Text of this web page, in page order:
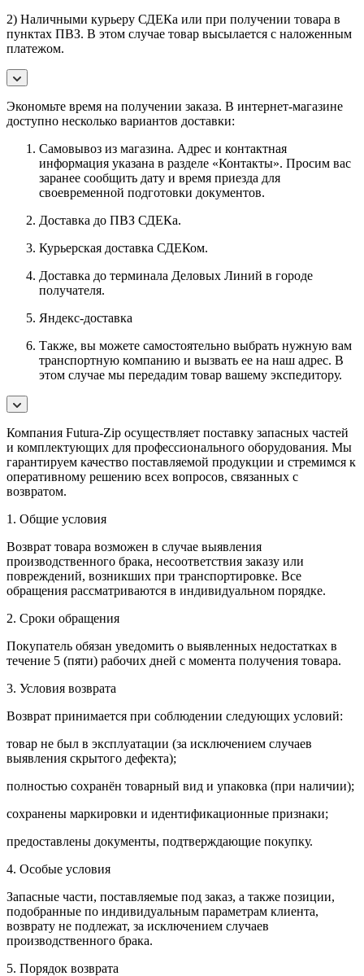
2) Наличными курьеру СДЕКа или при получении товара в
пунктах ПВЗ. В этом случае товар высылается с наложенным
платежом.
Экономьте время на получении заказа. В интернет-магазине
доступно несколько вариантов доставки:
Самовывоз из магазина. Адрес и контактная
информация указана в разделе «Контакты». Просим вас
заранее сообщить дату и время приезда для
своевременной подготовки документов.
Доставка до ПВЗ СДЕКа.
Курьерская доставка СДЕКом.
Доставка до терминала Деловых Линий в городе
получателя.
Яндекс-доставка
Также, вы можете самостоятельно выбрать нужную вам
транспортную компанию и вызвать ее на наш адрес. В
этом случае мы передадим товар вашему экспедитору.
Компания Futura-Zip осуществляет поставку запасных частей
и комплектующих для профессионального оборудования. Мы
гарантируем качество поставляемой продукции и стремимся к
оперативному решению всех вопросов, связанных с
возвратом.
1. Общие условия
Возврат товара возможен в случае выявления
производственного брака, несоответствия заказу или
повреждений, возникших при транспортировке. Все
обращения рассматриваются в индивидуальном порядке.
2. Сроки обращения
Покупатель обязан уведомить о выявленных недостатках в
течение 5 (пяти) рабочих дней с момента получения товара.
3. Условия возврата
Возврат принимается при соблюдении следующих условий:
товар не был в эксплуатации (за исключением случаев
выявления скрытого дефекта);
полностью сохранён товарный вид и упаковка (при наличии);
сохранены маркировки и идентификационные признаки;
предоставлены документы, подтверждающие покупку.
4. Особые условия
Запасные части, поставляемые под заказ, а также позиции,
подобранные по индивидуальным параметрам клиента,
возврату не подлежат, за исключением случаев
производственного брака.
5. Порядок возврата